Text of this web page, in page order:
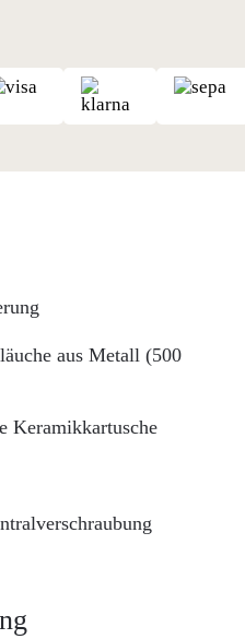
aus Metall (500
Keramikkartusche